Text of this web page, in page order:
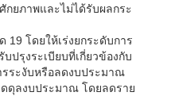
ยภาพและไม่ได้รับผลกระ
19 โดยให้เร่งยกระดับการ
ปรุงระเบียบที่เกี่ยวข้องกับ
รระงับหรือลดงบประมาณ
ดดุลงบประมาณ โดยลดราย